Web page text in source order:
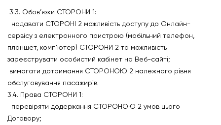
3.3. Обов’язки СТОРОНИ 1:
надавати СТОРОНІ 2 можливість доступу до Онлайн-
сервісу з електронного пристрою (мобільний телефон,
планшет, комп’ютер) СТОРОНИ 2 та можливість
зареєструвати особистий кабінет на Веб-сайті;
вимагати дотримання СТОРОНОЮ 2 належного рівня
обслуговування пасажирів.
3.4. Права СТОРОНИ 1:
перевіряти додержання СТОРОНОЮ 2 умов цього
Договору;